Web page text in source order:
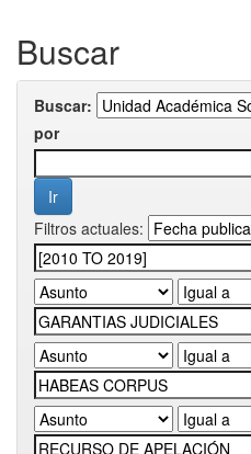
Buscar
Buscar:
por
Filtros actuales: